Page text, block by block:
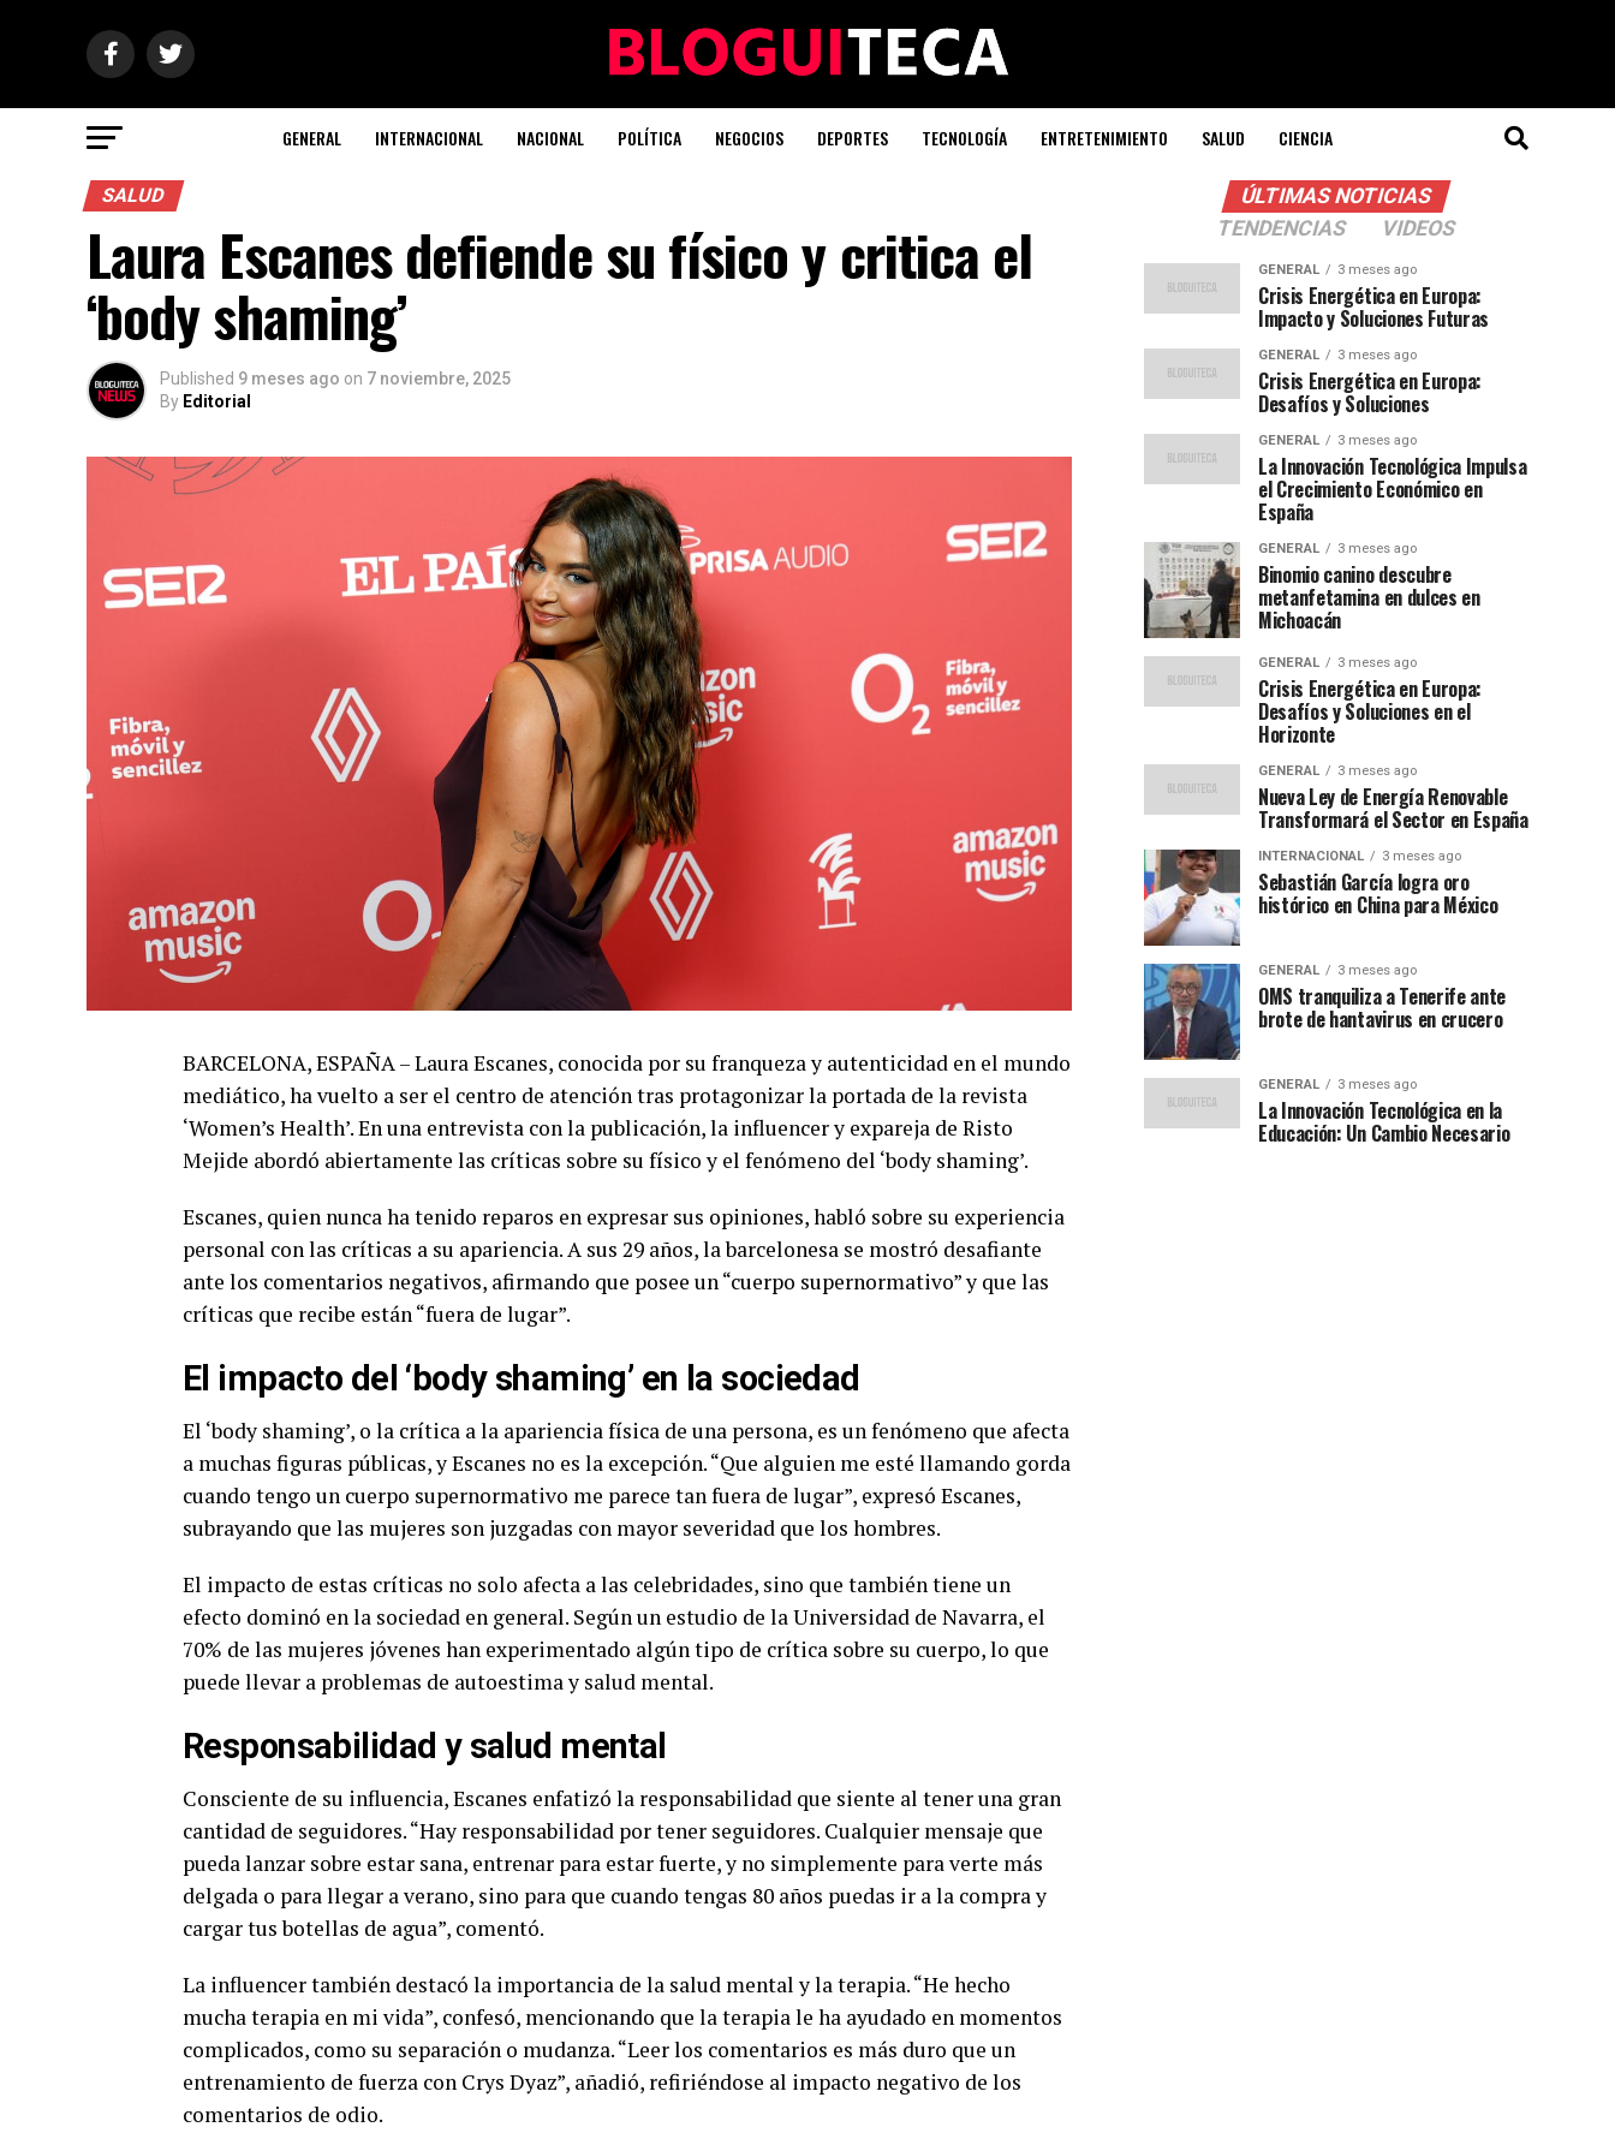
GENERAL INTERNACIONAL NACIONAL POLÍTICA NEGOCIOS DEPORTES TECNOLOGÍA ENTRETENIMIENTO SALUD CIENCIA
SALUD
Laura Escanes defiende su físico y critica el
‘body shaming’
Published 9 meses ago on 7 noviembre, 2025
By Editorial
BARCELONA, ESPAÑA – Laura Escanes, conocida por su franqueza y autenticidad en el mundo
mediático, ha vuelto a ser el centro de atención tras protagonizar la portada de la revista
‘Women’s Health’. En una entrevista con la publicación, la influencer y expareja de Risto
Mejide abordó abiertamente las críticas sobre su físico y el fenómeno del ‘body shaming’.
Escanes, quien nunca ha tenido reparos en expresar sus opiniones, habló sobre su experiencia
personal con las críticas a su apariencia. A sus 29 años, la barcelonesa se mostró desafiante
ante los comentarios negativos, afirmando que posee un “cuerpo supernormativo” y que las
críticas que recibe están “fuera de lugar”.
El impacto del ‘body shaming’ en la sociedad
El ‘body shaming’, o la crítica a la apariencia física de una persona, es un fenómeno que afecta
a muchas figuras públicas, y Escanes no es la excepción. “Que alguien me esté llamando gorda
cuando tengo un cuerpo supernormativo me parece tan fuera de lugar”, expresó Escanes,
subrayando que las mujeres son juzgadas con mayor severidad que los hombres.
El impacto de estas críticas no solo afecta a las celebridades, sino que también tiene un
efecto dominó en la sociedad en general. Según un estudio de la Universidad de Navarra, el
70% de las mujeres jóvenes han experimentado algún tipo de crítica sobre su cuerpo, lo que
puede llevar a problemas de autoestima y salud mental.
Responsabilidad y salud mental
Consciente de su influencia, Escanes enfatizó la responsabilidad que siente al tener una gran
cantidad de seguidores. “Hay responsabilidad por tener seguidores. Cualquier mensaje que
pueda lanzar sobre estar sana, entrenar para estar fuerte, y no simplemente para verte más
delgada o para llegar a verano, sino para que cuando tengas 80 años puedas ir a la compra y
cargar tus botellas de agua”, comentó.
La influencer también destacó la importancia de la salud mental y la terapia. “He hecho
mucha terapia en mi vida”, confesó, mencionando que la terapia le ha ayudado en momentos
complicados, como su separación o mudanza. “Leer los comentarios es más duro que un
entrenamiento de fuerza con Crys Dyaz”, añadió, refiriéndose al impacto negativo de los
comentarios de odio.
ÚLTIMAS NOTICIAS
TENDENCIAS
VIDEOS
GENERAL 3 meses ago
Crisis Energética en Europa:
Impacto y Soluciones Futuras
GENERAL 3 meses ago
Crisis Energética en Europa:
Desafíos y Soluciones
GENERAL 3 meses ago
La Innovación Tecnológica Impulsa
el Crecimiento Económico en
España
GENERAL 3 meses ago
Binomio canino descubre
metanfetamina en dulces en
Michoacán
GENERAL 3 meses ago
Crisis Energética en Europa:
Desafíos y Soluciones en el
Horizonte
GENERAL 3 meses ago
Nueva Ley de Energía Renovable
Transformará el Sector en España
INTERNACIONAL 3 meses ago
Sebastián García logra oro
histórico en China para México
GENERAL 3 meses ago
OMS tranquiliza a Tenerife ante
brote de hantavirus en crucero
GENERAL 3 meses ago
La Innovación Tecnológica en la
Educación: Un Cambio Necesario